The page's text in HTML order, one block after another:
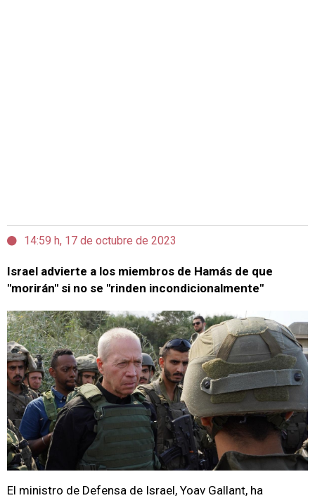
14:59 h, 17 de octubre de 2023
Israel advierte a los miembros de Hamás de que
"morirán" si no se "rinden incondicionalmente"
El ministro de Defensa de Israel, Yoav Gallant, ha